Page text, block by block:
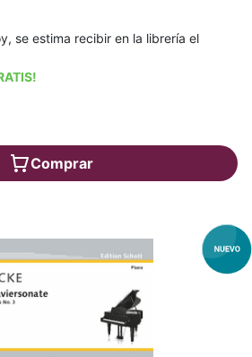
se estima recibir en la librería el
Comprar